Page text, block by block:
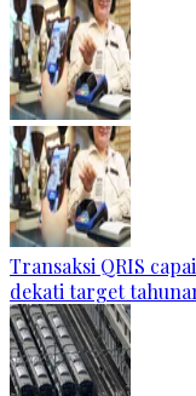
Transaksi QRIS
dekati target